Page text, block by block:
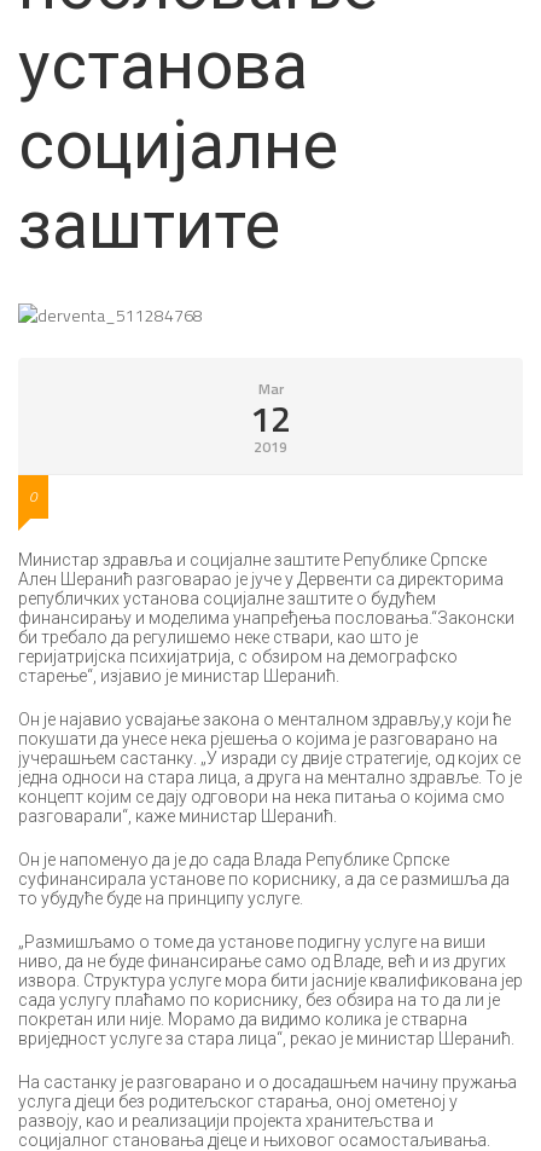
установа
социјалне
заштите
Mar
12
2019
0
Министар здравља и социјалне заштите Републике Српске
Ален Шеранић разговарао је јуче у Дервенти са директорима
републичких установа социјалне заштите о будућем
финансирању и моделима унапређења пословања.“Законски
би требало да регулишемо неке ствари, као што је
геријатријска психијатрија, с обзиром на демографско
старење“, изјавио је министар Шеранић.
Он је најавио усвајање закона о менталном здрављу,у који ће
покушати да унесе нека рјешења о којима је разговарано на
јучерашњем састанку. „У изради су двије стратегије, од којих се
једна односи на стара лица, а друга на ментално здравље. То је
концепт којим се дају одговори на нека питања о којима смо
разговарали“, каже министар Шеранић.
Он је напоменуо да је до сада Влада Републике Српске
суфинансирала установе по кориснику, а да се размишља да
то убудуће буде на принципу услуге.
„Размишљамо о томе да установе подигну услуге на виши
ниво, да не буде финансирање само од Владе, већ и из других
извора. Структура услуге мора бити јасније квалификована јер
сада услугу плаћамо по кориснику, без обзира на то да ли је
покретан или није. Морамо да видимо колика је стварна
вриједност услуге за стара лица“, рекао је министар Шеранић.
На састанку је разговарано и о досадашњем начину пружања
услуга дјеци без родитељског старања, оној ометеној у
развоју, као и реализацији пројекта хранитељства и
социјалног становања дјеце и њиховог осамостаљивања.